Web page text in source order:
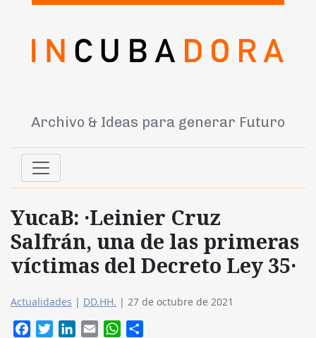
Archivo & Ideas para generar Futuro
YucaB: ·Leinier Cruz
Salfrán, una de las primeras
víctimas del Decreto Ley 35·
Actualidades | DD.HH. | 27 de octubre de 2021
FacebookTwitterLinkedIn
Email WhatsApp